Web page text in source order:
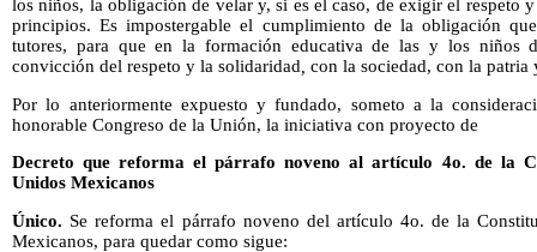
los niños, la obligación de velar y, si es el caso, de exigir el respeto
principios. Es impostergable el cumplimiento de la obligación
tutores, para que en la formación educativa de las y los niños
convicción del respeto y la solidaridad con la sociedad, con la
Por lo anteriormente expuesto y fundado, someto a la
honorable Congreso de la Unión, la iniciativa con proyecto de
Decreto que reforma el párrafo noveno al artículo 4o. de la
Unidos Mexicanos
Único. Se reforma el párrafo noveno del artículo 4o. de la
Mexicanos, para quedar como sigue: